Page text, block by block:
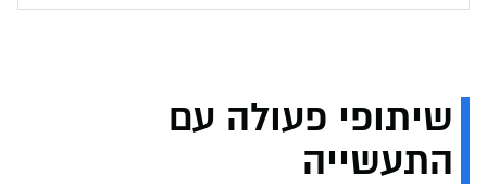
שיתופי פעולה עם
התעשייה